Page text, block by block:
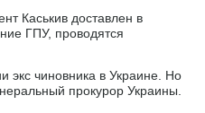
Каськив доставлен в
ГПУ, проводятся
экс чиновника в Украине. Но
прокурор Украины.